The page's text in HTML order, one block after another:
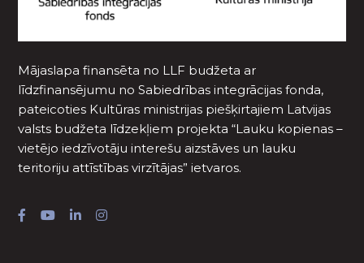
Mājaslapa finansēta no LLF budžeta ar
līdzfinansējumu no Sabiedrības integrācijas fonda,
pateicoties Kultūras ministrijas piešķirtajiem Latvijas
valsts budžeta līdzekļiem projekta “Lauku kopienas –
vietējo iedzīvotāju interešu aizstāves un lauku
teritoriju attīstības virzītājas” ietvaros.